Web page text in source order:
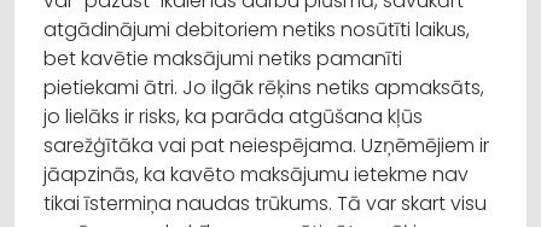
atgādinājumi debitoriem netiks nosūtīti laikus,
bet kavētie maksājumi netiks pamanīti
pietiekami ātri. Jo ilgāk rēķins netiks apmaksāts,
jo lielāks ir risks, ka parāda atgūšana kļūs
sarežģītāka vai pat neiespējama. Uzņēmējiem ir
jāapzinās, ka kavēto maksājumu ietekme nav
tikai īstermiņa naudas trūkums. Tā var skart visu